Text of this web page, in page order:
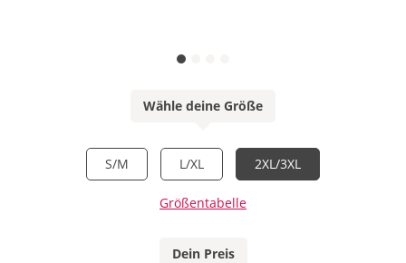
Wähle deine Größe
S/M L/XL 2XL/3XL
Größentabelle
Dein Preis